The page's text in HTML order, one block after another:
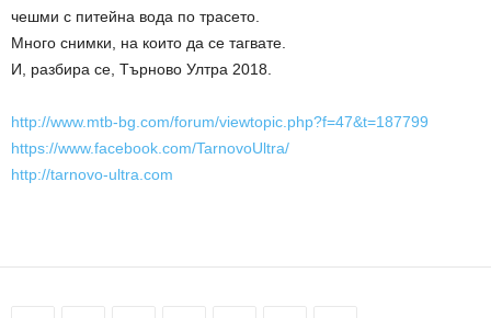
чешми с питейна вода по трасето.
Много снимки, на които да се тагвате.
И, разбира се, Търново Ултра 2018.
http://www.mtb-bg.com/forum/viewtopic.php?f=47&t=187799
https://www.facebook.com/TarnovoUltra/
http://tarnovo-ultra.com